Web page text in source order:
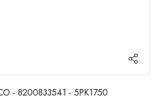
- 8200833541 - 5PK1750